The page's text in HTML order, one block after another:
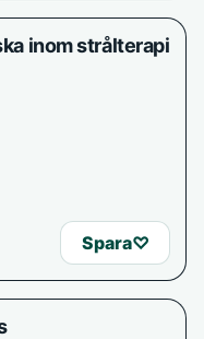
inom strålterapi
Spara♡